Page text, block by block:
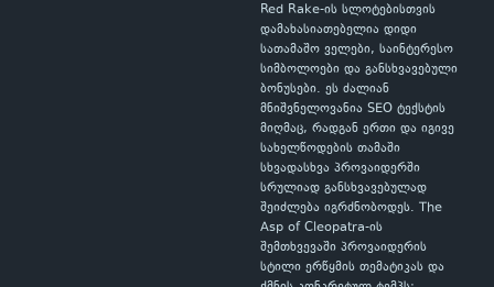
Red Rake-ის სლოტებისთვის
დამახასიათებელია დიდი
სათამაშო ველები, საინტერესო
სიმბოლოები და განსხვავებული
ბონუსები. ეს ძალიან
მნიშვნელოვანია SEO ტექსტის
მიღმაც, რადგან ერთი და იგივე
სახელწოდების თამაში
სხვადასხვა პროვაიდერში
სრულიად განსხვავებულად
შეიძლება იგრძნობოდეს. The
Asp of Cleopatra-ის
შემთხვევაში პროვაიდერის
სტილი ერწყმის თემატიკას და